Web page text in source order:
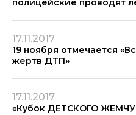
полицейские проводят
17.11.2017
19 ноября отмечается
жертв ДТП»
17.11.2017
«Кубок ДЕТСКОГО